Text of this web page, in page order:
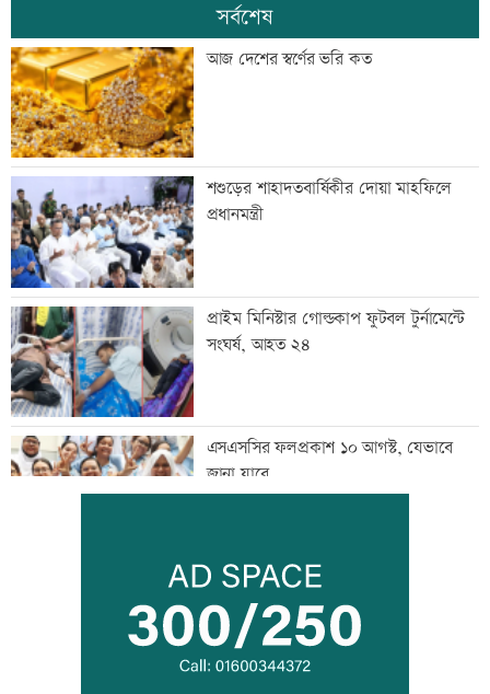
সর্বশেষ
আজ দেশের স্বর্ণের ভরি কত
শশুড়ের শাহাদতবার্ষিকীর দোয়া মাহফিলে
প্রধানমন্ত্রী
প্রাইম মিনিস্টার গোল্ডকাপ ফুটবল টুর্নামেন্টে
সংঘর্ষ, আহত ২৪
এসএসসির ফলপ্রকাশ ১০ আগস্ট, যেভাবে
জানা যাবে
দরপত্র ছাড়াই ২০০ ইলেকট্রিক বাস কেনার
নীতিগত অনুমোদন